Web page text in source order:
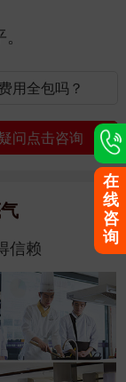
用全包吗？
问点击咨询
信赖
在
线
咨
询